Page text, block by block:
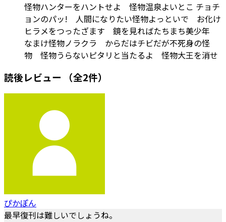
怪物ハンターをハントせよ 怪物温泉よいとこ チョチ
ョンのパッ! 人間になりたい怪物よっといで お化け
ヒラメをつったざます 鏡を見ればたちまち美少年
なまけ怪物ノラクラ からだはチビだが不死身の怪
物 怪物うらないピタリと当たるよ 怪物大王を消せ
読後レビュー （全2件）
ぴかぽん
最早復刊は難しいでしょうね。